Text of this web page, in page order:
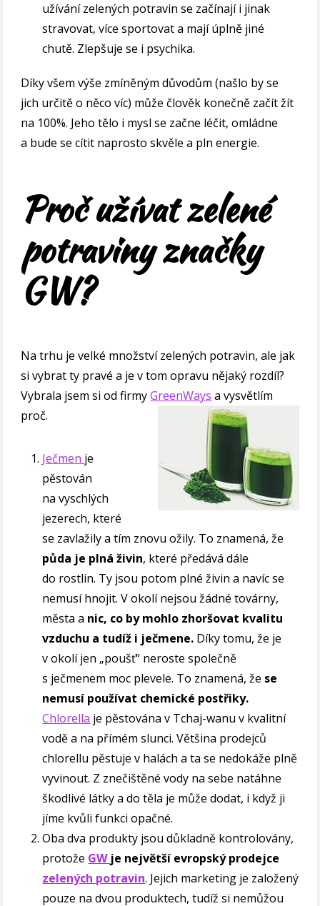
užívání zelených potravin se začínají i jinak
stravovat, více sportovat a mají úplně jiné
chutě. Zlepšuje se i psychika.
Díky všem výše zmíněným důvodům (našlo by se
jich určitě o něco víc) může člověk konečně začít žít
na 100%. Jeho tělo i mysl se začne léčit, omládne
a bude se cítit naprosto skvěle a pln energie.
Proč užívat zelené
potraviny značky
GW?
Na trhu je velké množství zelených potravin, ale jak
si vybrat ty pravé a je v tom opravu nějaký rozdíl?
Vybrala jsem si od firmyGreenWays a vysvětlím
proč.
Ječmen je
pěstován
na vyschlých
jezerech, které
se zavlažily a tím znovu ožily. To znamená, že
půda je plná živin, které předává dále
do rostlin. Ty jsou potom plné živin a navíc se
nemusí hnojit. V okolí nejsou žádné továrny,
města a nic, co by mohlo zhoršovat kvalitu
vzduchu a tudíž i ječmene. Díky tomu, že je
v okolí jen „poušť“ neroste společně
s ječmenem moc plevele. To znamená, že se
nemusí používat chemické postřiky.
Chlorella je pěstována v Tchaj-wanu v kvalitní
vodě a na přímém slunci. Většina prodejců
chlorellu pěstuje v halách a ta se nedokáže plně
vyvinout. Z znečištěné vody na sebe natáhne
škodlivé látky a do těla je může dodat, i když ji
jíme kvůli funkci opačné.
Oba dva produkty jsou důkladně kontrolovány,
protože GW je největší evropský prodejce
zelených potravin. Jejich marketing je založený
pouze na dvou produktech, tudíž si nemůžou